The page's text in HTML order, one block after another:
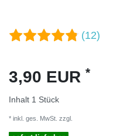
(12)
3,90 EUR *
Inhalt 1 Stück
* inkl. ges. MwSt. zzgl.